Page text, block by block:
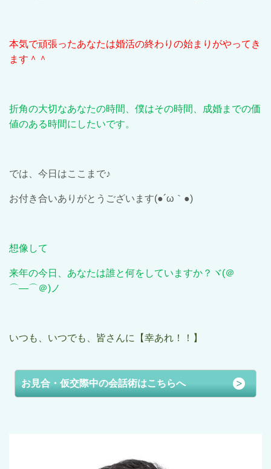
本気で頑張ったあなたは婚活の終わりの始まりがやってき
ます＾＾
折角の大切なあなたの時間、僕はその時間、成婚までの価
値のある時間にしたいです。
では、今日はここまで♪
お付き合いありがとうございます(●´ω ｀ ●)
想像して
来年の今日、あなたは誰と何をしていますか？ヾ(＠
⌒―⌒＠) ノ
いつも、いつでも、皆さんに【幸あれ！！】
お見合・仮交際中の会話術はこちらへ